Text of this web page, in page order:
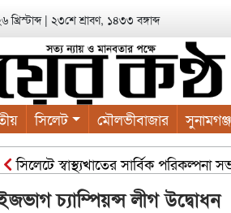
| ২৩শে শ্রাবণ, ১৪৩৩ বঙ্গাব্দ
সিলেট মৌলভীবাজার সুনামগঞ্জ
স্বাস্থ্যখাতের সার্বিক পরিকল্পনা
ওয়ার্ডে এক হাজার গাছের চারা বিতরণ
চ্যাম্পিয়ন্স লীগ উদ্বোধন